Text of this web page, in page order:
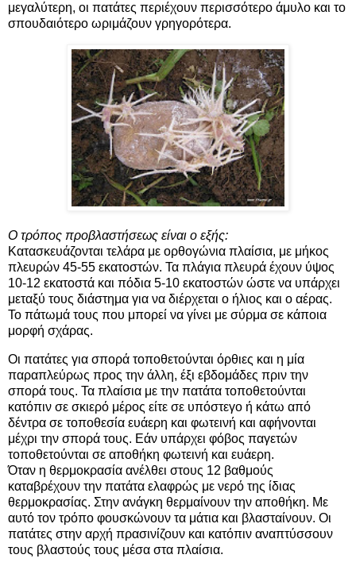
μεγαλύτερη, οι πατάτες περιέχουν περισσότερο άμυλο και το
σπουδαιότερο ωριμάζουν γρηγορότερα.
Ο τρόπος προβλαστήσεως είναι ο εξής:
Κατασκευάζονται τελάρα με ορθογώνια πλαίσια, με μήκος
πλευρών 45-55 εκατοστών. Τα πλάγια πλευρά έχουν ύψος
10-12 εκατοστά και πόδια 5-10 εκατοστών ώστε να υπάρχει
μεταξύ τους διάστημα για να διέρχεται ο ήλιος και ο αέρας.
Το πάτωμά τους που μπορεί να γίνει με σύρμα σε κάποια
μορφή σχάρας.
Οι πατάτες για σπορά τοποθετούνται όρθιες και η μία
παραπλεύρως προς την άλλη, έξι εβδομάδες πριν την
σπορά τους. Τα πλαίσια με την πατάτα τοποθετούνται
κατόπιν σε σκιερό μέρος είτε σε υπόστεγο ή κάτω από
δέντρα σε τοποθεσία ευάερη και φωτεινή και αφήνονται
μέχρι την σπορά τους. Εάν υπάρχει φόβος παγετών
τοποθετούνται σε αποθήκη φωτεινή και ευάερη.
Όταν η θερμοκρασία ανέλθει στους 12 βαθμούς
καταβρέχουν την πατάτα ελαφρώς με νερό της ίδιας
θερμοκρασίας. Στην ανάγκη θερμαίνουν την αποθήκη. Με
αυτό τον τρόπο φουσκώνουν τα μάτια και βλασταίνουν. Οι
πατάτες στην αρχή πρασινίζουν και κατόπιν αναπτύσσουν
τους βλαστούς τους μέσα στα πλαίσια.